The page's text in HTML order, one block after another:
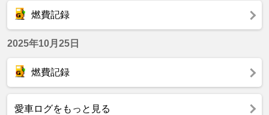
燃費記録
2025年10月25日
燃費記録
愛車ログをもっと見る